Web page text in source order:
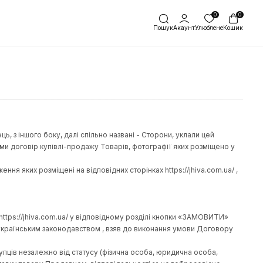
оферти - Покупець, з іншого боку, далі спільно названі -
з Покупцями договір купівлі-продажу Товарів,
Товарів, зображення яких розміщені на відповідних
сторінці Веб-сайту https://jhiva.com.ua/ у відповідному